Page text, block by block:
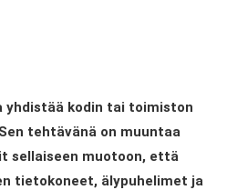
yhdistää kodin tai toimiston
tehtävänä on muuntaa
sellaiseen muotoon, että
tietokoneet, älypuhelimet ja